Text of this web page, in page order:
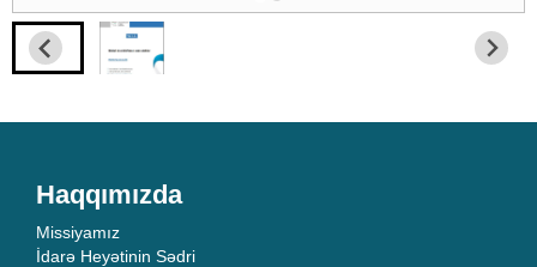
Haqqımızda
Missiyamız
İdarə Heyətinin Sədri